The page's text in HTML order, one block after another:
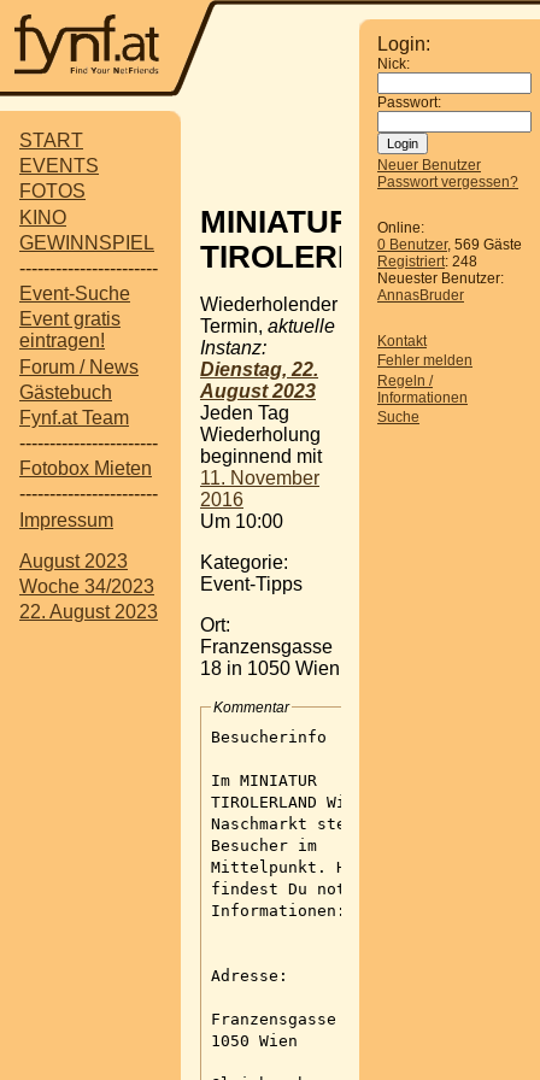
START
EVENTS
FOTOS
KINO
GEWINNSPIEL
-----------------------
Event-Suche
Event gratis
eintragen!
Forum / News
Gästebuch
Fynf.at Team
-----------------------
Fotobox Mieten
-----------------------
Impressum
August 2023
Woche 34/2023
22. August 2023
Login:
Nick:
Passwort:
Neuer Benutzer
Passwort vergessen?
Online:
0 Benutzer, 569 Gäste
Registriert: 248
Neuester Benutzer:
AnnasBruder
Kontakt
Fehler melden
Regeln /
Informationen
Suche
MINIATUR
TIROLERLAND
Wiederholender
Termin, aktuelle
Instanz:
Dienstag, 22.
August 2023
Jeden Tag
Wiederholung
beginnend mit
11. November
2016
Um 10:00
Kategorie:
Event-Tipps
Ort:
Franzensgasse
18 in 1050 Wien
Kommentar
Besucherinfo
Im MINIATUR
TIROLERLAND Wien-
Naschmarkt steht der
Besucher im
Mittelpunkt. Hier
findest Du notwendige
Informationen:
Adresse:
Franzensgasse 18 in
1050 Wien